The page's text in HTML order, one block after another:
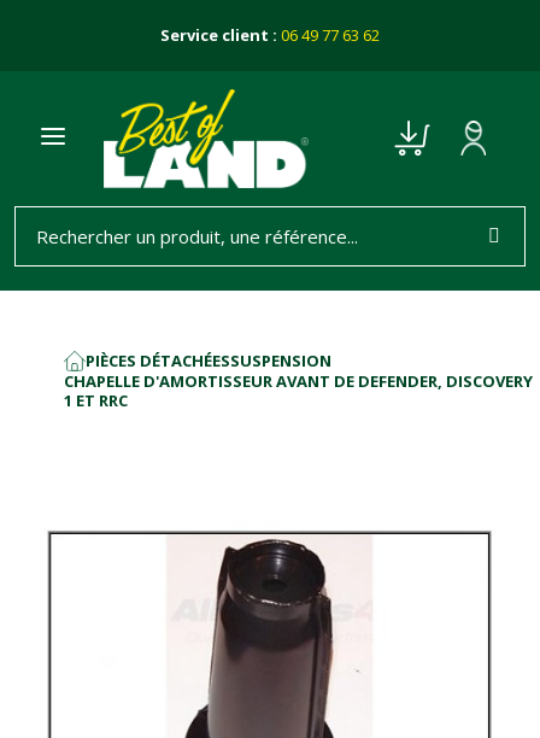
Service client : 06 49 77 63 62
ACCUEIL
PIÈCES DÉTACHÉESSUSPENSION
CHAPELLE D'AMORTISSEUR AVANT DE DEFENDER, DISCOVERY
1 ET RRC